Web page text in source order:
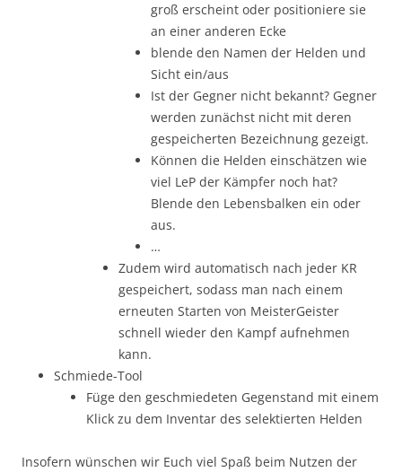
groß erscheint oder positioniere sie
an einer anderen Ecke
blende den Namen der Helden und
Sicht ein/aus
Ist der Gegner nicht bekannt? Gegner
werden zunächst nicht mit deren
gespeicherten Bezeichnung gezeigt.
Können die Helden einschätzen wie
viel LeP der Kämpfer noch hat?
Blende den Lebensbalken ein oder
aus.
…
Zudem wird automatisch nach jeder KR
gespeichert, sodass man nach einem
erneuten Starten von MeisterGeister
schnell wieder den Kampf aufnehmen
kann.
Schmiede-Tool
Füge den geschmiedeten Gegenstand mit einem
Klick zu dem Inventar des selektierten Helden
Insofern wünschen wir Euch viel Spaß beim Nutzen der